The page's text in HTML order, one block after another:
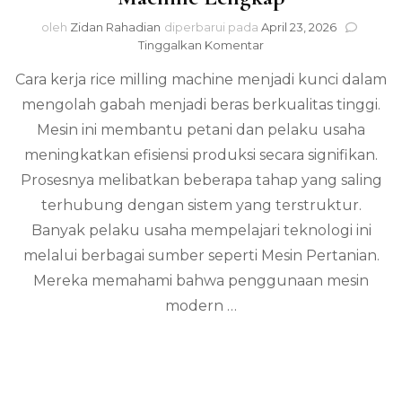
oleh Zidan Rahadian diperbarui pada April 23, 2026
Tinggalkan Komentarpada
Cara
Kerja
Milling
Machine
Lengkap
Cara kerja rice milling machine menjadi kunci dalam
mengolah gabah menjadi beras berkualitas tinggi.
Mesin ini membantu petani dan pelaku usaha
meningkatkan efisiensi produksi secara signifikan.
Prosesnya melibatkan beberapa tahap yang saling
terhubung dengan sistem yang terstruktur.
Banyak pelaku usaha mempelajari teknologi ini
melalui berbagai sumber seperti Mesin Pertanian.
Mereka memahami bahwa penggunaan mesin
modern …